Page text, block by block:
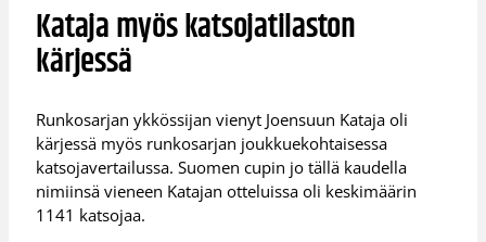
Kataja myös katsojatilaston
kärjessä
Runkosarjan ykkössijan vienyt Joensuun Kataja oli
kärjessä myös runkosarjan joukkuekohtaisessa
katsojavertailussa. Suomen cupin jo tällä kaudella
nimiinsä vieneen Katajan otteluissa oli keskimäärin
1141 katsojaa.